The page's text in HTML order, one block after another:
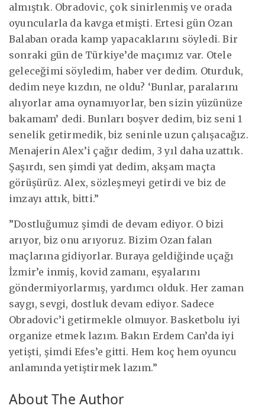
almıştık. Obradovic, çok sinirlenmiş ve orada
oyuncularla da kavga etmişti. Ertesi gün Ozan
Balaban orada kamp yapacaklarını söyledi. Bir
sonraki gün de Türkiye’de maçımız var. Otele
geleceğimi söyledim, haber ver dedim. Oturduk,
dedim neye kızdın, ne oldu? ‘Bunlar, paralarını
alıyorlar ama oynamıyorlar, ben sizin yüzünüze
bakamam’ dedi. Bunları boşver dedim, biz seni 1
senelik getirmedik, biz seninle uzun çalışacağız.
Menajerin Alex’i çağır dedim, 3 yıl daha uzattık.
Şaşırdı, sen şimdi yat dedim, akşam maçta
görüşürüz. Alex, sözleşmeyi getirdi ve biz de
imzayı attık, bitti.”
”Dostluğumuz şimdi de devam ediyor. O bizi
arıyor, biz onu arıyoruz. Bizim Ozan falan
maçlarına gidiyorlar. Buraya geldiğinde uçağı
İzmir’e inmiş, kovid zamanı, eşyalarını
göndermiyorlarmış, yardımcı olduk. Her zaman
saygı, sevgi, dostluk devam ediyor. Sadece
Obradovic’i getirmekle olmuyor. Basketbolu iyi
organize etmek lazım. Bakın Erdem Can’da iyi
yetişti, şimdi Efes’e gitti. Hem koç hem oyuncu
anlamında yetiştirmek lazım.”
About The Author